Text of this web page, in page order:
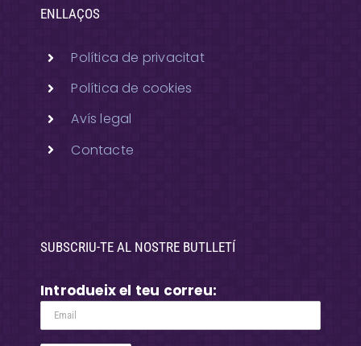
ENLLAÇOS
Política de privacitat
Política de cookies
Avís legal
Contacte
SUBSCRIU-TE AL NOSTRE BUTLLETÍ
Introdueix el teu correu: